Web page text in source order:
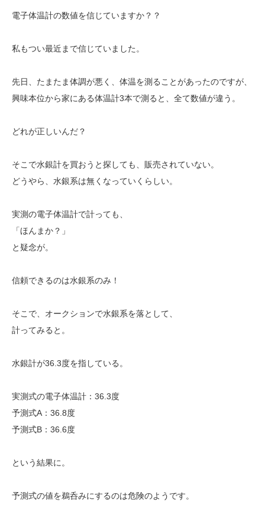
電子体温計の数値を信じていますか？？
私もつい最近まで信じていました。
先日、たまたま体調が悪く、体温を測ることがあったのですが、
興味本位から家にある体温計3本で測ると、全て数値が違う。
どれが正しいんだ？
そこで水銀計を買おうと探しても、販売されていない。
どうやら、水銀系は無くなっていくらしい。
実測の電子体温計で計っても、
「ほんまか？」
と疑念が。
信頼できるのは水銀系のみ！
そこで、オークションで水銀系を落として、
計ってみると。
水銀計が36.3度を指している。
実測式の電子体温計：36.3度
予測式A：36.8度
予測式B：36.6度
という結果に。
予測式の値を鵜呑みにするのは危険のようです。